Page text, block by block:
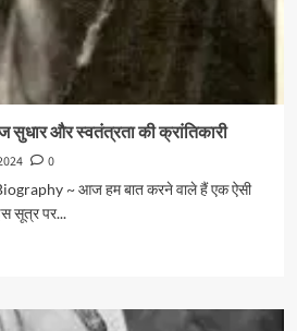
सुधार और स्वतंत्रता की क्रांतिकारी
0
~ आज हम बात करने वाले हैं एक ऐसी
सूत्र पर...